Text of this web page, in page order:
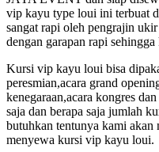
vip kayu type loui ini terbuat
sangat rapi oleh pengrajin
dengan garapan rapi
Kursi vip kayu loui bisa
peresmian,acara grand
kenegaraan,acara kongres
saja dan berapa saja jumlah
butuhkan tentunya kami akan
menyewa kursi vip kayu loui.